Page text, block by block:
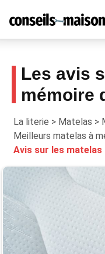
Les avis
mémoire
La literie > Matelas >
Meilleurs matelas à
Avis sur les
maison,
newsletter !